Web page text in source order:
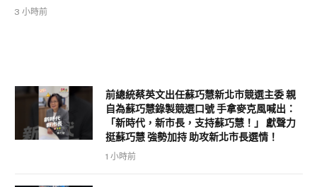
3 小時前
前總統蔡英文出任蘇巧慧新北市競選主委 親
自為蘇巧慧錄製競選口號 手拿麥克風喊出：
「新時代，新市長，支持蘇巧慧！」 獻聲力
挺蘇巧慧 強勢加持 助攻新北市長選情！
1 小時前